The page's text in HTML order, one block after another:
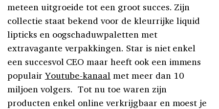
meteen uitgroeide tot een groot succes. Zijn
collectie staat bekend voor de kleurrijke liquid
lipticks en oogschaduwpaletten met
extravagante verpakkingen. Star is niet enkel
een succesvol CEO maar heeft ook een immens
populair Youtube-kanaal met meer dan 10
miljoen volgers. Tot nu toe waren zijn
producten enkel online verkrijgbaar en moest je